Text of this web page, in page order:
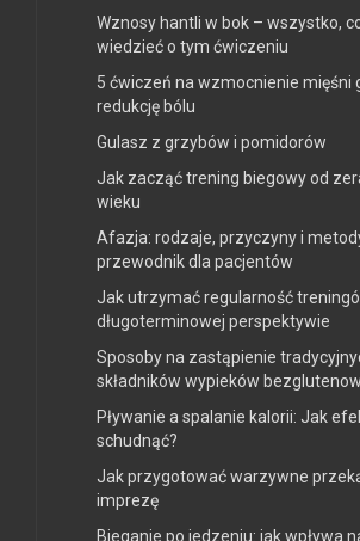
Wznosy hantli w bok – wszystko,
wiedzieć o tym ćwiczeniu
5 ćwiczeń na wzmocnienie mięśni
redukcję bólu
Gulasz z grzybów i pomidorów
Jak zacząć trening biegowy od
wieku
Afazja: rodzaje, przyczyny i
przewodnik dla pacjentów
Jak utrzymać regularność
długoterminowej perspektywie
Sposoby na zastąpienie
składników wypieków
Pływanie a spalanie kalorii: Jak
schudnąć?
Jak przygotować warzywne
imprezę
Bieganie po jedzeniu: jak wpływa